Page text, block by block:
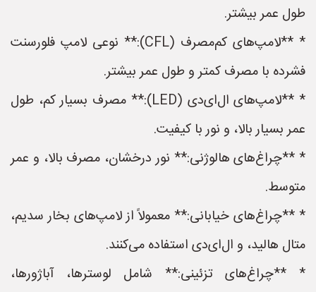
طول عمر بیشتر.
* **لامپ‌های کم‌مصرف (CFL):** نوعی لامپ فلورسنت
فشرده با مصرف کمتر و طول عمر بیشتر.
* **لامپ‌های ال‌ای‌دی (LED):** مصرف بسیار کم، طول
عمر بسیار بالا، و نور با کیفیت.
* **چراغ‌های هالوژنی:** نور درخشان، مصرف بالا، و عمر
متوسط.
* **چراغ‌های خیابانی:** معمولاً از لامپ‌های بخار سدیم،
متال هالید، و ال‌ای‌دی استفاده می‌کنند.
* **چراغ‌های تزئینی:** شامل لوسترها، آباژورها،